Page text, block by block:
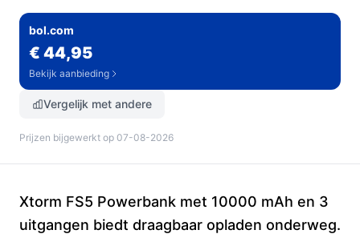
bol.com
€ 44,95
Bekijk aanbieding
Vergelijk met andere
Prijzen bijgewerkt op 07-08-2026
Xtorm FS5 Powerbank met 10000 mAh en 3
uitgangen biedt draagbaar opladen onderweg.